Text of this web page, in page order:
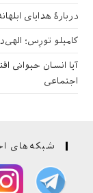
دربارهٔ هدایای
کامیلو تورِس؛
آیا انسان
اجتماعی
شبکه‌های